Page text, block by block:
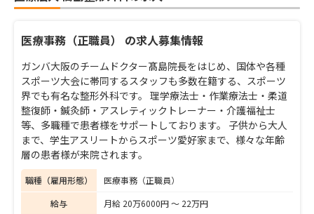
医療事務（正職員） の求人募集情報
ガンバ大阪のチームドクター髙島院長をはじめ、国体や各種
スポーツ大会に帯同するスタッフも多数在籍する、スポーツ
界でも有名な整形外科です。 理学療法士・作業療法士・柔道
整復師・鍼灸師・アスレティックトレーナー・介護福祉士
等、多職種で患者様をサポートしております。 子供から大人
まで、学生アスリートからスポーツ愛好家まで、様々な年齢
層の患者様が来院されます。
職種（雇用形態）
医療事務（正職員）
給与
月給 20万6000円 〜 22万円